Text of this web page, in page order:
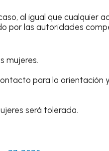
al igual que cualquier
por las autoridades
mujeres.
para la orientación
será tolerada.